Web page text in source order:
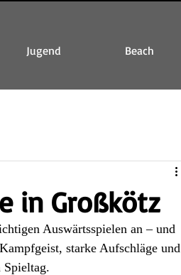
Jugend Beach
in Großkötz
Auswärtsspielen an – und
starke Aufschläge und
Spieltag.